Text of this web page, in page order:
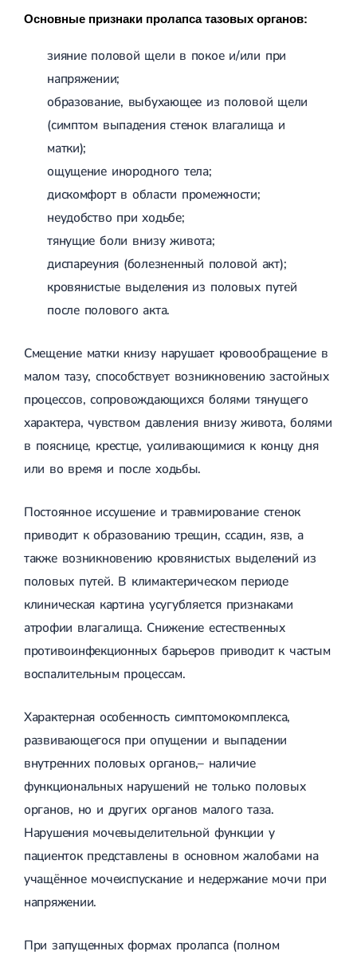
Основные признаки пролапса тазовых органов:
зияние половой щели в покое и/или при
напряжении;
образование, выбухающее из половой щели
(симптом выпадения стенок влагалища и
матки);
ощущение инородного тела;
дискомфорт в области промежности;
неудобство при ходьбе;
тянущие боли внизу живота;
диспареуния (болезненный половой акт);
кровянистые выделения из половых путей
после полового акта.
Смещение матки книзу нарушает кровообращение в
малом тазу, способствует возникновению застойных
процессов, сопровождающихся болями тянущего
характера, чувством давления внизу живота, болями
в пояснице, крестце, усиливающимися к концу дня
или во время и после ходьбы.
Постоянное иссушение и травмирование стенок
приводит к образованию трещин, ссадин, язв, а
также возникновению кровянистых выделений из
половых путей. В климактерическом периоде
клиническая картина усугубляется признаками
атрофии влагалища. Снижение естественных
противоинфекционных барьеров приводит к частым
воспалительным процессам.
Характерная особенность симптомокомплекса,
развивающегося при опущении и выпадении
внутренних половых органов,– наличие
функциональных нарушений не только половых
органов, но и других органов малого таза.
Нарушения мочевыделительной функции у
пациенток представлены в основном жалобами на
учащённое мочеиспускание и недержание мочи при
напряжении.
При запущенных формах пролапса (полном